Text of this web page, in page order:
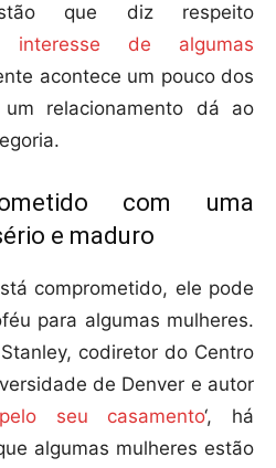
que diz respeito
interesse de algumas
acontece um pouco dos
relacionamento dá ao
com uma
e maduro
comprometido, ele pode
para algumas mulheres.
codiretor do Centro
de Denver e autor
seu casamento‘, há
algumas mulheres estão